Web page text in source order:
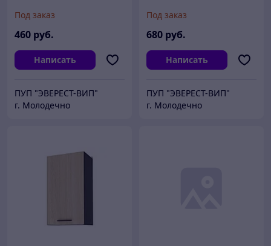
Под заказ
460 руб.
Написать
ПУП "ЭВЕРЕСТ-ВИП"
г. Молодечно
Под заказ
680 руб.
Написать
ПУП "ЭВЕРЕСТ-ВИП"
г. Молодечно